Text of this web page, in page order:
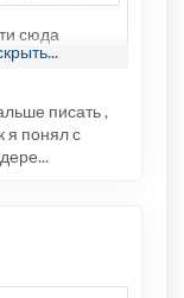
сюда
писать ,
я понял с